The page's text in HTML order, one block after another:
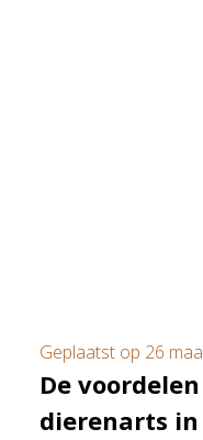
Geplaatst op 26
De
dierenarts